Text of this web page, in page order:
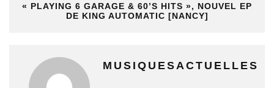
« PLAYING 6 GARAGE & 60’S HITS », NOUVEL EP
DE KING AUTOMATIC [NANCY]
MUSIQUESACTUELLES